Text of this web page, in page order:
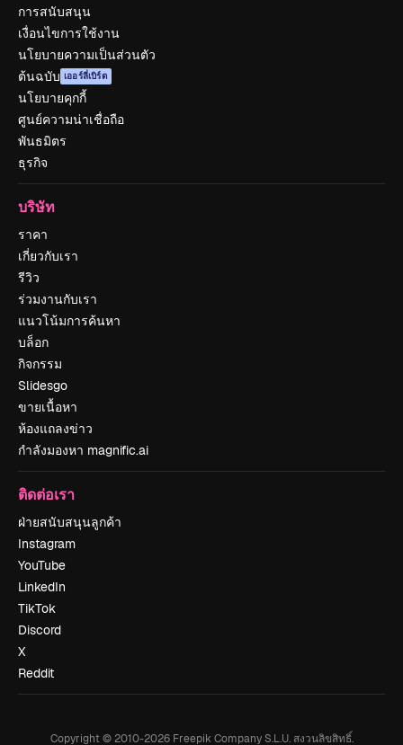
การสนับสนุน
เงื่อนไขการใช้งาน
นโยบายความเป็นส่วนตัว
ต้นฉบับ เออร์ลี่เบิร์ด
นโยบายคุกกี้
ศูนย์ความน่าเชื่อถือ
พันธมิตร
ธุรกิจ
บริษัท
ราคา
เกี่ยวกับเรา
รีวิว
ร่วมงานกับเรา
แนวโน้มการค้นหา
บล็อก
กิจกรรม
Slidesgo
ขายเนื้อหา
ห้องแถลงข่าว
กำลังมองหา magnific.ai
ติดต่อเรา
ฝ่ายสนับสนุนลูกค้า
Instagram
YouTube
LinkedIn
TikTok
Discord
X
Reddit
Copyright © 2010-2026Freepik Company S.L.U. สงวนลิขสิทธิ์.